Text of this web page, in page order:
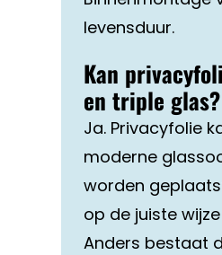
levensduur.
Kan
en triple glas?
Ja. Privacyfolie
moderne
worden
op de juiste
Anders bestaat